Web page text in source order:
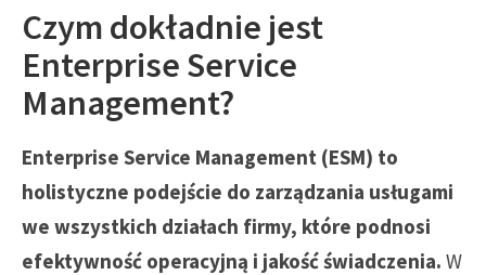
Czym dokładnie jest
Enterprise Service
Management?
Enterprise Service Management (ESM) to
holistyczne podejście do zarządzania usługami
we wszystkich działach firmy, które podnosi
efektywność operacyjną i jakość świadczenia. W